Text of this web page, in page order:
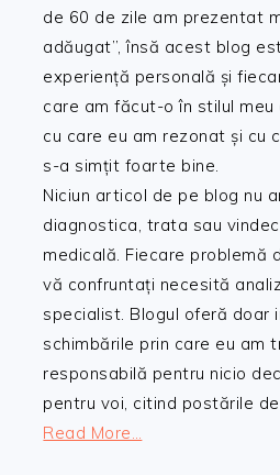
de 60 de zile am prezentat
adăugat”, însă acest blog
experiență personală și
care am făcut-o în stilul
cu care eu am rezonat și cu
s-a simțit foarte bine.
Niciun articol de pe blog nu
diagnostica, trata sau
medicală. Fiecare problemă
vă confruntați necesită
specialist. Blogul oferă doar
schimbările prin care eu am
responsabilă pentru nicio
pentru voi, citind postările
Read More…